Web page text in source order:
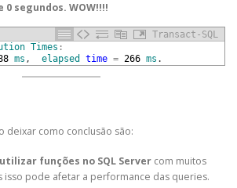
segundos. WOW!!!!
Transact-SQL
Times :
ms , elapsed time = 266 ms .
deixar como conclusão são:
funções no SQL Servercom muitos
isso pode afetar a performance das queries.